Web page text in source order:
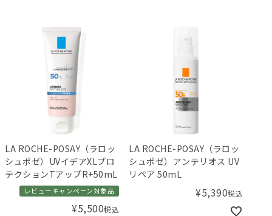
LA ROCHE-POSAY（ラロッ
シュポゼ）UVイデアXLプロ
テクションTアップR+50mL
レビューキャンペーン対象品
¥5,500税込
LA ROCHE-POSAY（ラロッ
シュポゼ）アンテリオス UV
リペア 50mL
¥5,390税込